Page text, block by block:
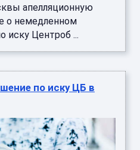
апелляционную
о немедленном
иску Центроб ...
по иску ЦБ в